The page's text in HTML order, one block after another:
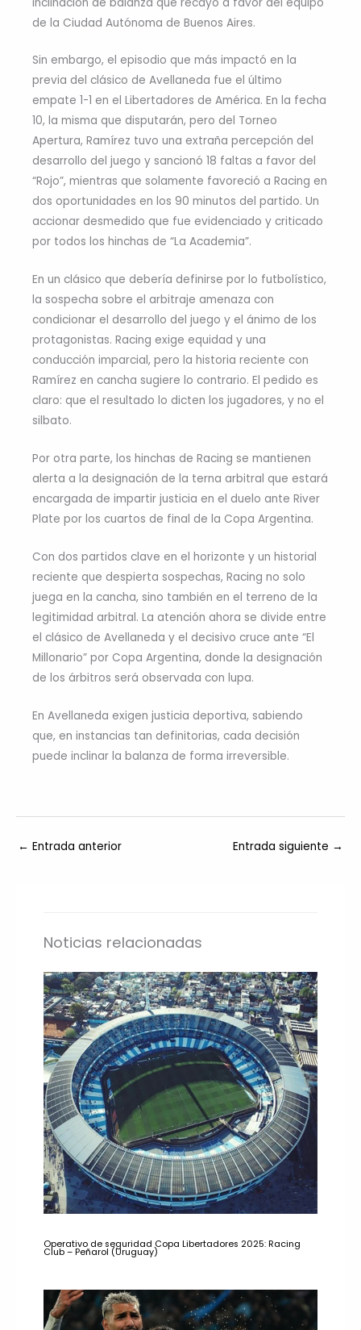
de la Ciudad Autónoma de Buenos Aires.
Sin embargo, el episodio que más impactó en la
previa del clásico de Avellaneda fue el último
empate 1-1 en el Libertadores de América. En la fecha
10, la misma que disputarán, pero del Torneo
Apertura, Ramírez tuvo una extraña percepción del
desarrollo del juego y sancionó 18 faltas a favor del
“Rojo”, mientras que solamente favoreció a Racing en
dos oportunidades en los 90 minutos del partido. Un
accionar desmedido que fue evidenciado y criticado
por todos los hinchas de “La Academia”.
En un clásico que debería definirse por lo futbolístico,
la sospecha sobre el arbitraje amenaza con
condicionar el desarrollo del juego y el ánimo de los
protagonistas. Racing exige equidad y una
conducción imparcial, pero la historia reciente con
Ramírez en cancha sugiere lo contrario. El pedido es
claro: que el resultado lo dicten los jugadores, y no el
silbato.
Por otra parte, los hinchas de Racing se mantienen
alerta a la designación de la terna arbitral que estará
encargada de impartir justicia en el duelo ante River
Plate por los cuartos de final de la Copa Argentina.
Con dos partidos clave en el horizonte y un historial
reciente que despierta sospechas, Racing no solo
juega en la cancha, sino también en el terreno de la
legitimidad arbitral. La atención ahora se divide entre
el clásico de Avellaneda y el decisivo cruce ante “El
Millonario” por Copa Argentina, donde la designación
de los árbitros será observada con lupa.
En Avellaneda exigen justicia deportiva, sabiendo
que, en instancias tan definitorias, cada decisión
puede inclinar la balanza de forma irreversible.
← Entrada anterior Entrada siguiente →
Noticias relacionadas
Operativo de seguridad Copa Libertadores 2025: Racing
Club – Peñarol (Uruguay)